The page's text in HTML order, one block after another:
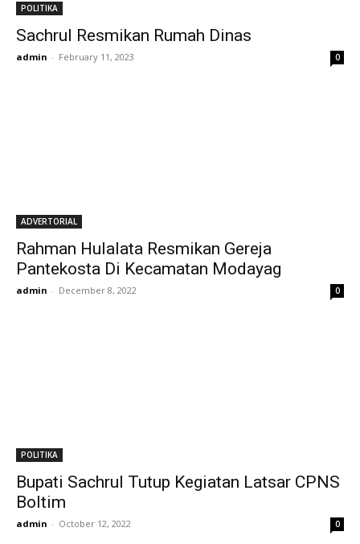
POLITIKA
Sachrul Resmikan Rumah Dinas
admin - February 11, 2023 0
ADVERTORIAL
Rahman Hulalata Resmikan Gereja
Pantekosta Di Kecamatan Modayag
admin - December 8, 2022 0
POLITIKA
Bupati Sachrul Tutup Kegiatan Latsar CPNS
Boltim
admin - October 12, 2022 0